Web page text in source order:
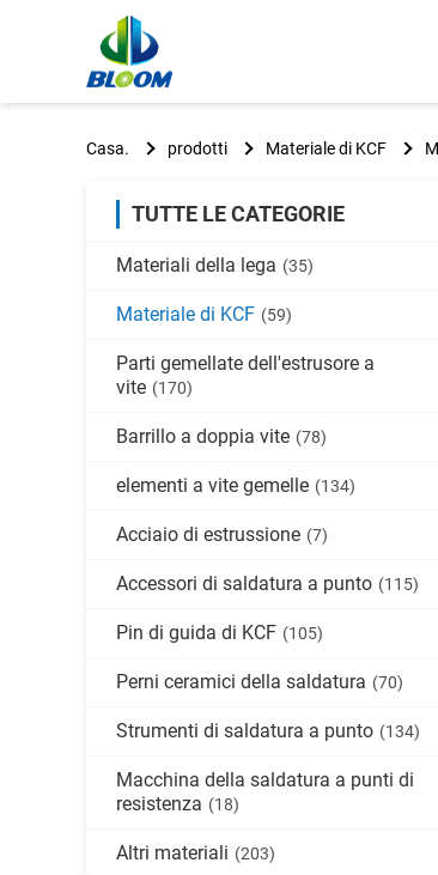
Casa. prodotti Materiale di KCF
TUTTE LE CATEGORIE
Materiali della lega (35)
Materiale di KCF (59)
Parti gemellate dell'estrusore a
vite (170)
Barrillo a doppia vite (78)
elementi a vite gemelle (134)
Acciaio di estrussione (7)
Accessori di saldatura a punto (115)
Pin di guida di KCF (105)
Perni ceramici della saldatura (70)
Strumenti di saldatura a punto (134)
Macchina della saldatura a punti di
resistenza (18)
Altri materiali (203)